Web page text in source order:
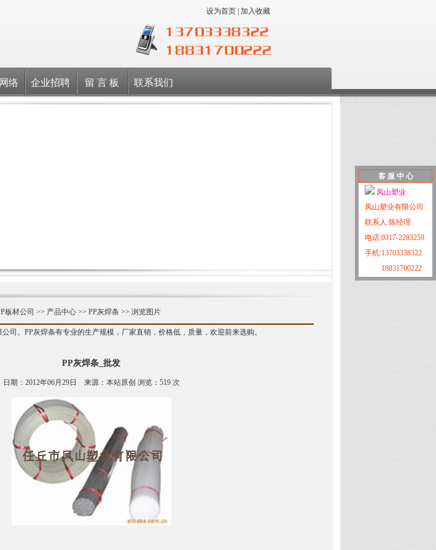
客 服 中 心
凤山塑业
凤山塑业有限公司
联系人:陈经理
电话:0317-2283259
手机:13703338322
18831700222
设为首页 加入收藏
络 企业招聘 留 言 板 联系我们
板材公司 >> 产品中心 >> PP灰焊条 >> 浏览图片
司。PP灰焊条有专业的生产规模，厂家直销，价格低，质量，欢迎前来选购。
PP灰焊条_批发
日期：2012年06月29日 来源：本站原创 浏览： 519 次